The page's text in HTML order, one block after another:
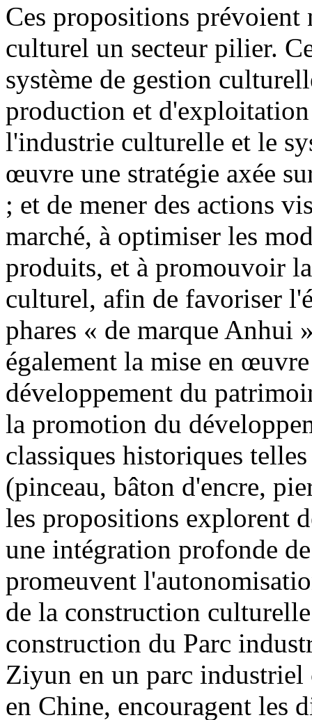
Ces propositions
culturel un secteur pilier.
système de gestion
production et
l'industrie culturelle et le
œuvre une stratégie axée
; et de mener des actions
marché, à optimiser les
produits, et à promouvoir
culturel, afin de favoriser
phares « de marque Anhui
également la mise en
développement du
la promotion du
classiques historiques
(pinceau, bâton d'encre,
les propositions explorent
une intégration profonde
promeuvent
de la construction
construction du Parc
Ziyun en un parc
en Chine, encouragent les